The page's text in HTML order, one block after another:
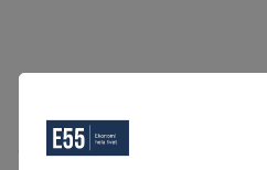
Oops, Ett fel inträffade.